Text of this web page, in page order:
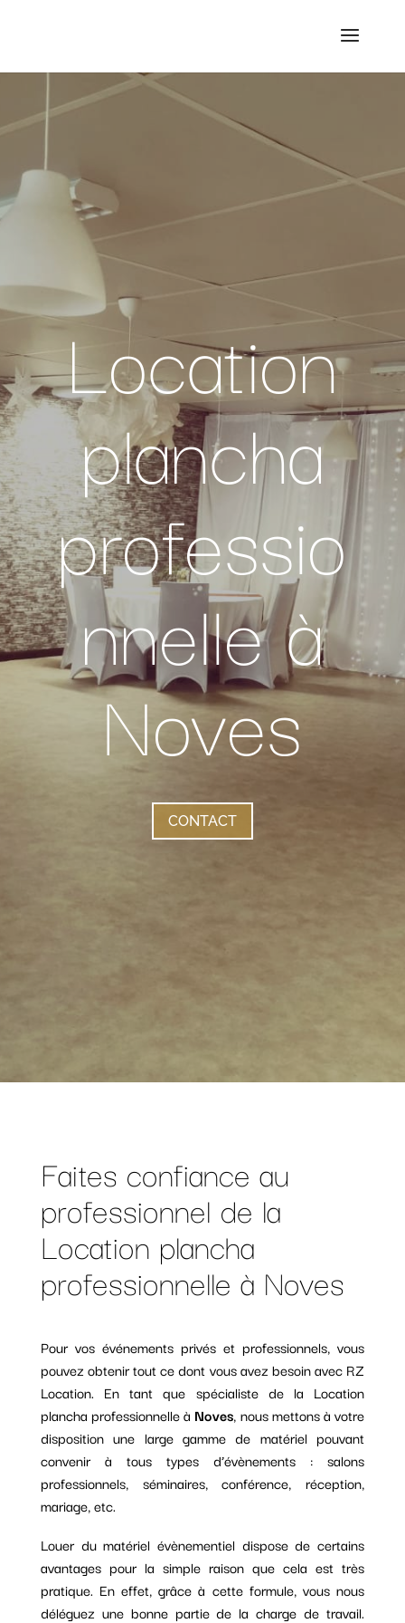
Location
plancha
professio
nnelle à
Noves
CONTACT
Faites confiance au
professionnel de la
Location plancha
professionnelle à Noves
Pour vos événements privés et professionnels, vous
pouvez obtenir tout ce dont vous avez besoin avec RZ
Location. En tant que spécialiste de la Location
plancha professionnelle à Noves, nous mettons à votre
disposition une large gamme de matériel pouvant
convenir à tous types d’évènements : salons
professionnels, séminaires, conférence, réception,
mariage, etc.
Louer du matériel évènementiel dispose de certains
avantages pour la simple raison que cela est très
pratique. En effet, grâce à cette formule, vous nous
déléguez une bonne partie de la charge de travail.